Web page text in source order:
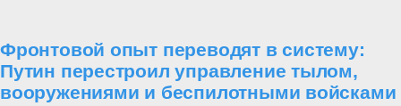
Фронтовой опыт переводят в систему:
Путин перестроил управление тылом,
вооружениями и беспилотными войсками